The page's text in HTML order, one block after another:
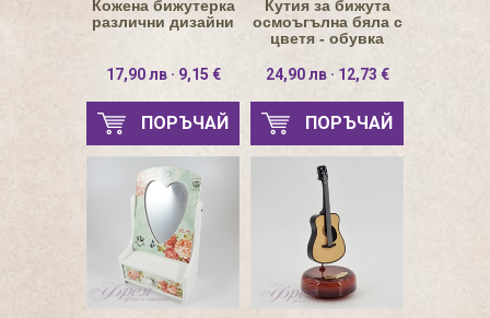
Кожена бижутерка
различни дизайни
17,90 лв · 9,15 €
ПОРЪЧАЙ
Кутия за бижута
осмоъгълна бяла с
цветя - обувка
24,90 лв · 12,73 €
ПОРЪЧАЙ